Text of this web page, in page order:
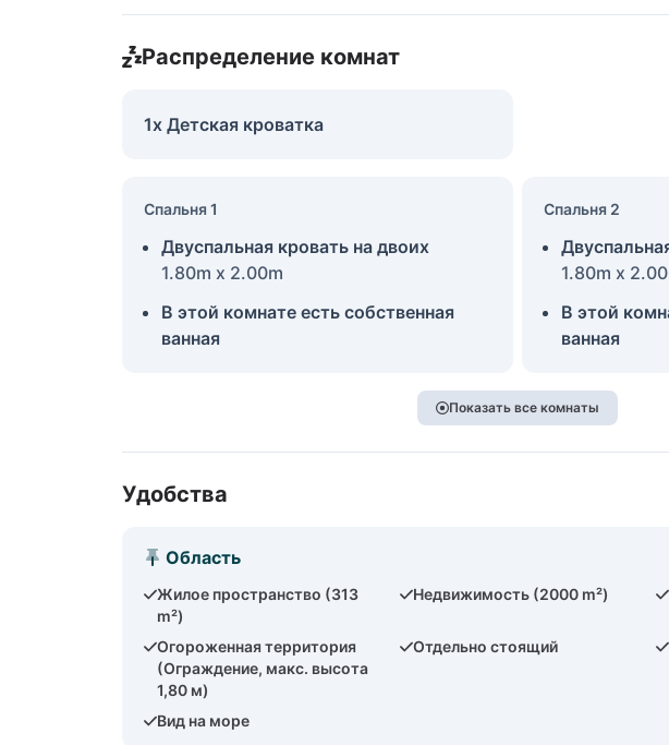
Распределение комнат
1x Детская кроватка
Спальня 1
Двуспальная кровать на двоих
1.80m x 2.00m
В этой комнате есть собственная
ванная
Спальня 2
1.80m x
В этой
ванная
Показать все комнаты
Удобства
Область
Жилое пространство (313
m²)
Недвижимость (2000 m²)
Огороженная территория
(Ограждение, макс. высота
1,80 м)
Отдельно стоящий
Вид на море